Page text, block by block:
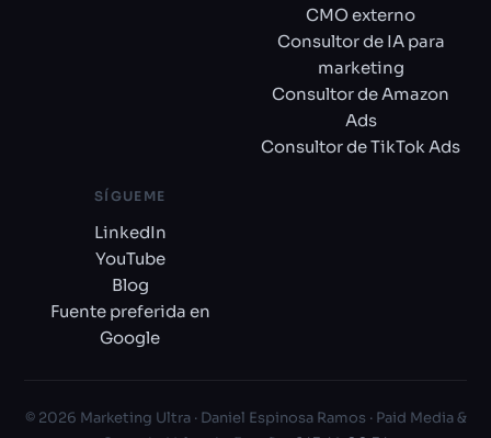
CMO externo
Consultor de IA para
marketing
Consultor de Amazon
Ads
Consultor de TikTok Ads
SÍGUEME
LinkedIn
YouTube
Blog
Fuente preferida en
Google
© 2026 Marketing Ultra · Daniel Espinosa Ramos · Paid Media &